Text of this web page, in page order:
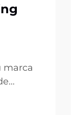
marca